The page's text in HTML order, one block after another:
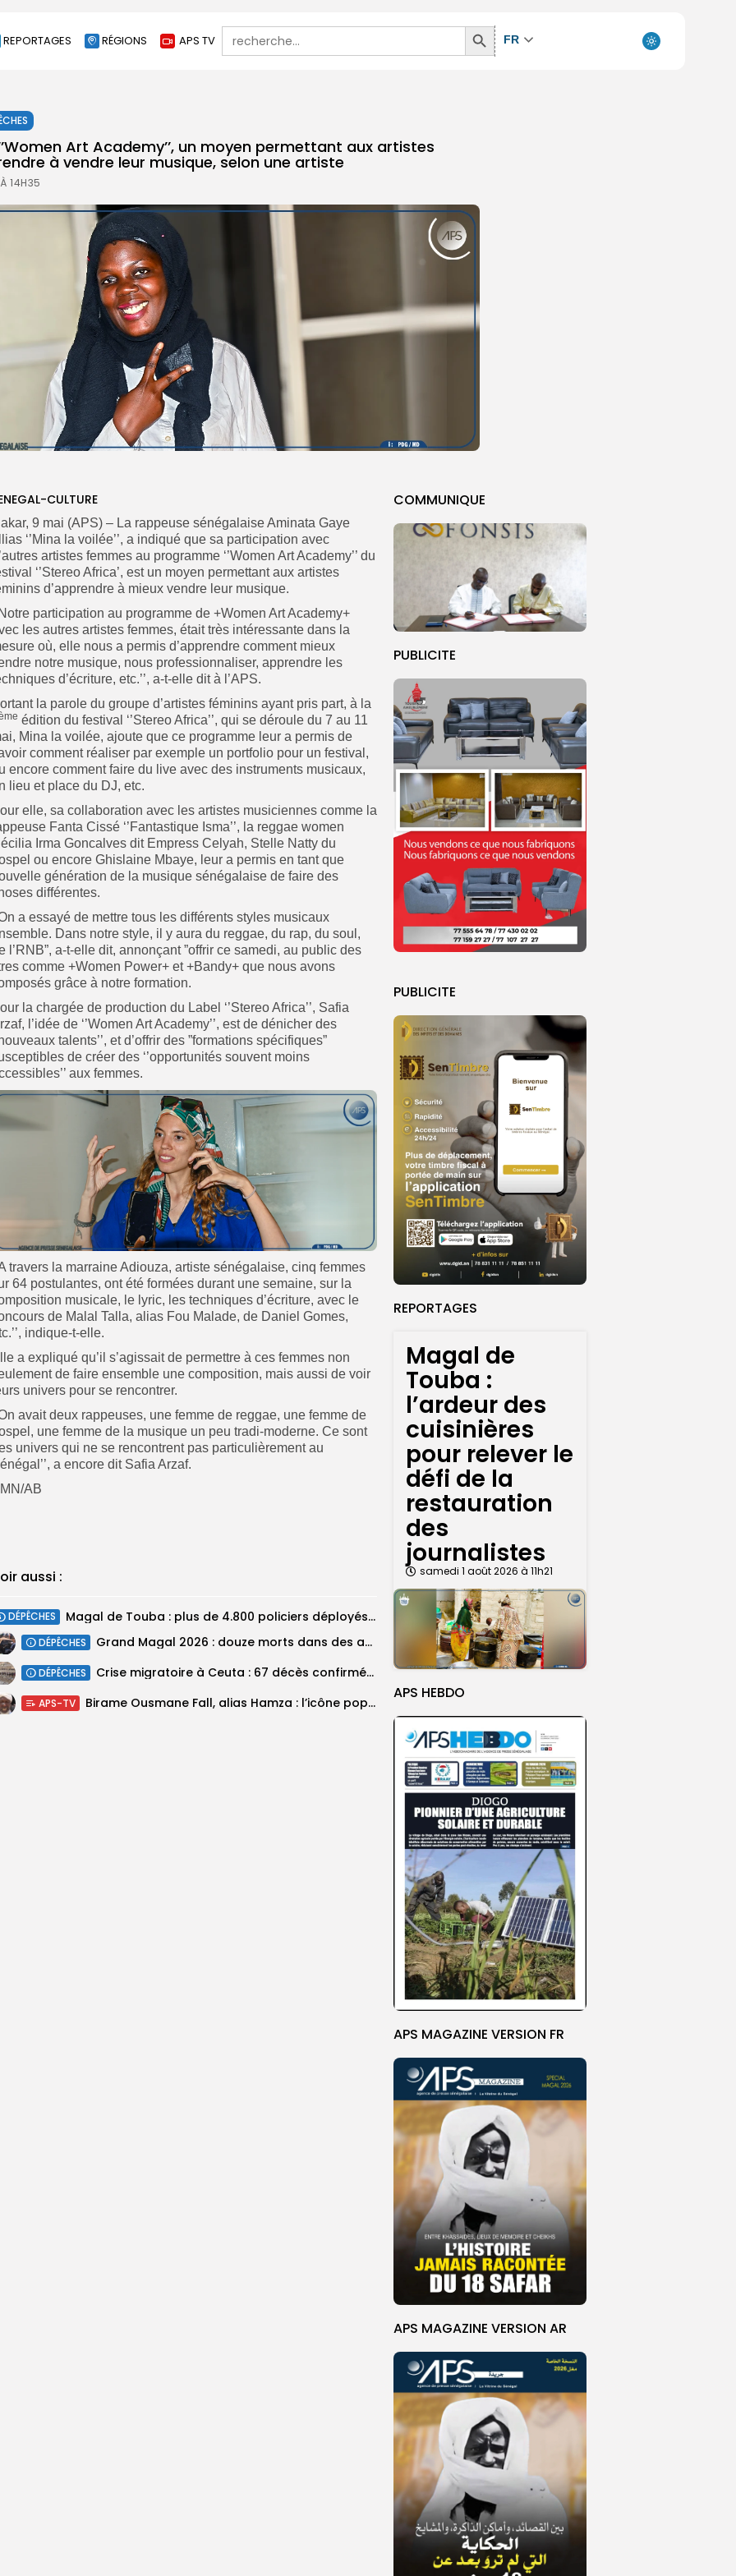
REPORTAGES RÉGIONS APS TV
Search
for:
Search
Button
FR
Art Academy’’, un moyen permettant aux artistes
à vendre leur musique, selon une artiste
14H35
COMMUNIQUE
PUBLICITE
PUBLICITE
REPORTAGES
Magal de
Touba :
l’ardeur des
cuisinières
pour relever le
défi de la
restauration
des
journalistes
samedi 1 août 2026 à 11h21
APS HEBDO
APS MAGAZINE VERSION FR
APS MAGAZINE VERSION AR
CULTURE
9 mai (APS) – La rappeuse sénégalaise Aminata Gaye
‘’Mina la voilée’’, a indiqué que sa participation avec
artistes femmes au programme ‘’Women Art Academy’’ du
‘’Stereo Africa’, est un moyen permettant aux artistes
d’apprendre à mieux vendre leur musique.
participation au programme de +Women Art Academy+
les autres artistes femmes, était très intéressante dans la
où, elle nous a permis d’apprendre comment mieux
notre musique, nous professionnaliser, apprendre les
d’écriture, etc.’’, a-t-elle dit à l’APS.
la parole du groupe d’artistes féminins ayant pris part, à la
édition du festival ‘’Stereo Africa’’, qui se déroule du 7 au 11
Mina la voilée, ajoute que ce programme leur a permis de
comment réaliser par exemple un portfolio pour un festival,
encore comment faire du live avec des instruments musicaux,
lieu et place du DJ, etc.
elle, sa collaboration avec les artistes musiciennes comme la
Fanta Cissé ‘’Fantastique Isma’’, la reggae women
Irma Goncalves dit Empress Celyah, Stelle Natty du
ou encore Ghislaine Mbaye, leur a permis en tant que
génération de la musique sénégalaise de faire des
différentes.
a essayé de mettre tous les différents styles musicaux
Dans notre style, il y aura du reggae, du rap, du soul,
l’RNB”, a-t-elle dit, annonçant ”offrir ce samedi, au public des
comme +Women Power+ et +Bandy+ que nous avons
grâce à notre formation.
la chargée de production du Label ‘’Stereo Africa’’, Safia
l’idée de ‘’Women Art Academy’’, est de dénicher des
talents’’, et d’offrir des ”formations spécifiques”
de créer des ‘’opportunités souvent moins
aux femmes.
travers la marraine Adiouza, artiste sénégalaise, cinq femmes
64 postulantes, ont été formées durant une semaine, sur la
musicale, le lyric, les techniques d’écriture, avec le
de Malal Talla, alias Fou Malade, de Daniel Gomes,
indique-t-elle.
a expliqué qu’il s’agissait de permettre à ces femmes non
de faire ensemble une composition, mais aussi de voir
univers pour se rencontrer.
avait deux rappeuses, une femme de reggae, une femme de
une femme de la musique un peu tradi-moderne. Ce sont
univers qui ne se rencontrent pas particulièrement au
a encore dit Safia Arzaf.
AB
aussi :
DÉPÊCHES Magal de Touba : plus de 4.800 policiers déployés pour sécuriser les...
DÉPÊCHES Grand Magal 2026 : douze morts dans des accidents de la route...
DÉPÊCHES Crise migratoire à Ceuta : 67 décès confirmés, retour en nombre des...
APS-TV Birame Ousmane Fall, alias Hamza : l’icône populaire du Grand Magal